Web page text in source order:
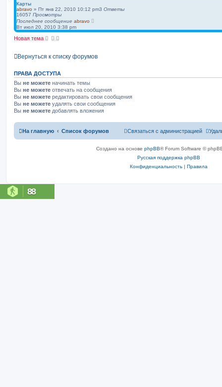
Карты
abravo » Пт янв 22, 2010 10:12 pm3 Ответы
16057 Просмотры
Последнее сообщение abravo
Вт июл 20, 2010 3:38 pm
Новая тема
Вернуться к списку форумов
ПРАВА ДОСТУПА
Вы не можете начинать темы
Вы не можете отвечать на сообщения
Вы не можете редактировать свои сообщения
Вы не можете удалять свои сообщения
Вы не можете добавлять вложения
На главную Список форумов Связаться с администрацией
Создано на основе phpBB® Forum Software ©
Русская поддержка phpBB
Конфиденциальность | Правила
88